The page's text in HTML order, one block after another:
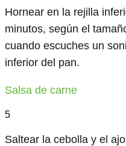
Hornear en la rejilla
minutos, según el
cuando escuches un
inferior del pan.
Salsa de carne
5
Saltear la cebolla y el